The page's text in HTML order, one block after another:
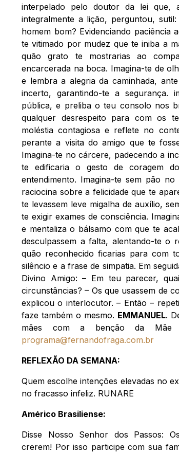
interpelado pelo doutor da lei que,
integralmente a lição, perguntou,
homem bom? Evidenciando paciência
te vitimado por mudez que te iniba a
quão grato te mostrarias ao
encarcerada na boca. Imagina-te de
e lembra a alegria da caminhada,
incerto, garantindo-te a segurança.
pública, e preliba o teu consolo nos
qualquer desrespeito para com os
moléstia contagiosa e reflete no
perante a visita do amigo que te
Imagina-te no cárcere, padecendo a
te edificaria o gesto de coragem
entendimento. Imagina-te sem pão
raciocina sobre a felicidade que te
te levassem leve migalha de auxílio,
te exigir exames de consciência.
e mentaliza o bálsamo com que te
desculpassem a falta, alentando-te o
quão reconhecido ficarias para com
silêncio e a frase de simpatia. Em
Divino Amigo: – Em teu parecer,
circunstâncias? – Os que usassem de
explicou o interlocutor. – Então –
faze também o mesmo. EMMANUEL.
mães com a benção da Mãe
programa@fernandofraga.com.br
REFLEXÃO DA SEMANA:
Quem escolhe intenções elevadas no
no fracasso infeliz. RUNARE
Américo Brasiliense:
Disse Nosso Senhor dos Passos:
crerem! Por isso participe com sua